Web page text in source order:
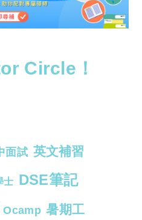
Circle！
面試 英文補習
士 DSE筆記
Ocamp 暑期工